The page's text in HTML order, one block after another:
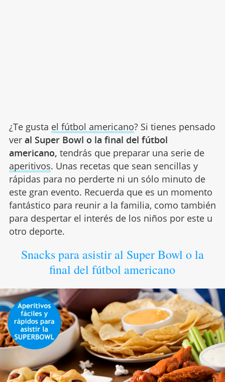
¿Te gusta el fútbol americano? Si tienes pensado
veral Super Bowl o la final del fútbol
americano, tendrás que preparar una serie de
aperitivos. Unas recetas que sean sencillas y
rápidas para no perderte ni un sólo minuto de
este gran evento. Recuerda que es un momento
fantástico para reunir a la familia, como también
para despertar el interés de los niños por este u
otro deporte.
Snacks para asistir al Super Bowl o la
final del fútbol americano